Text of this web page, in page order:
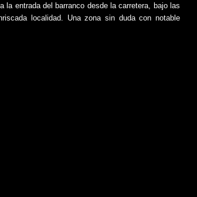
la entrada del barranco desde la carretera, bajo las
localidad. Una zona sin duda con notable